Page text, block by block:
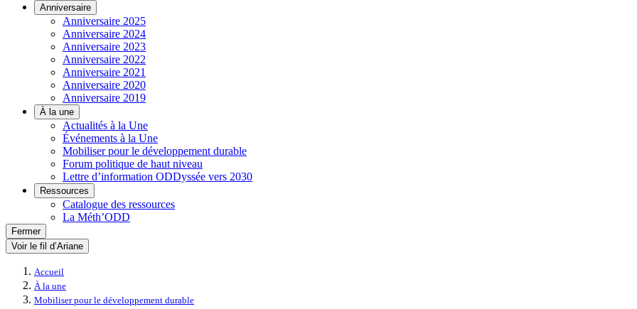
Anniversaire
Anniversaire 2025
Anniversaire 2024
Anniversaire 2023
Anniversaire 2022
Anniversaire 2021
Anniversaire 2020
Anniversaire 2019
À la une
Actualités à la Une
Événements à la Une
Mobiliser pour le développement durable
Forum politique de haut niveau
Lettre d’information ODDyssée vers 2030
Ressources
Catalogue des ressources
La Méth’ODD
Fermer
Voir le fil d’Ariane
Accueil
À la une
Mobiliser pour le développement durable